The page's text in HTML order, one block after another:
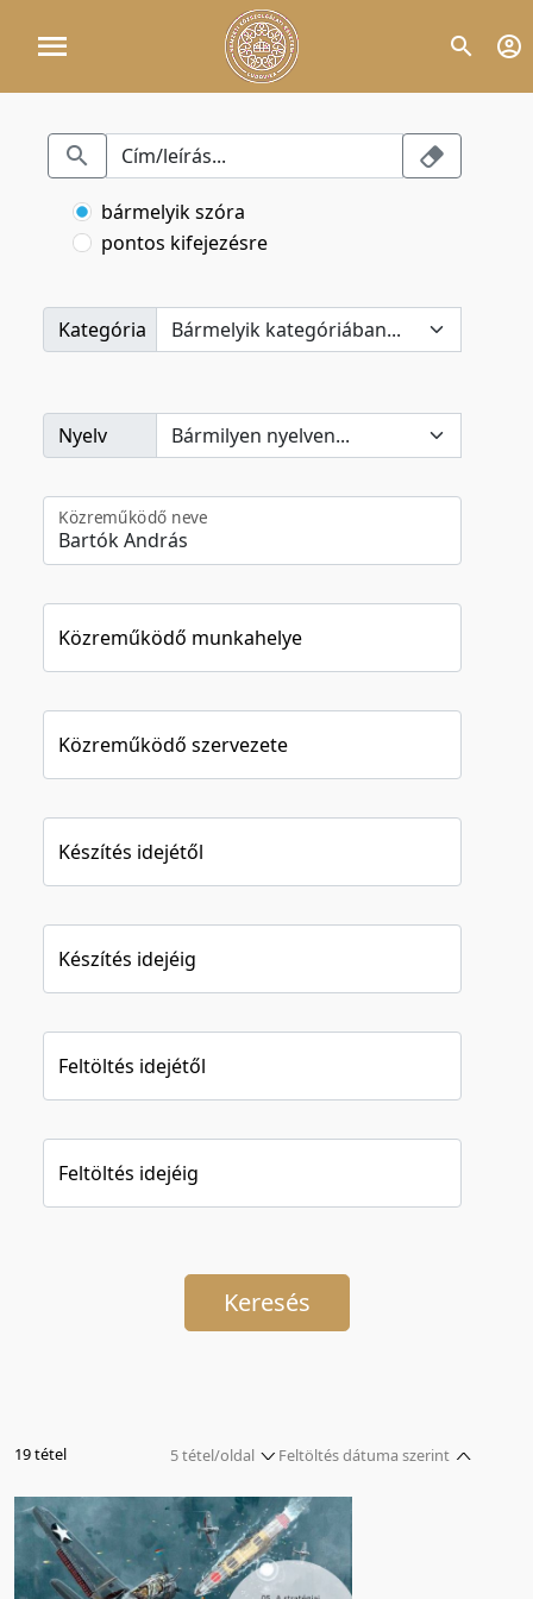
bármelyik szóra
pontos kifejezésre
Kategória
Nyelv
Közreműködő neve
Közreműködő munkahelye
Közreműködő szervezete
Készítés idejétől
Készítés idejéig
Feltöltés idejétől
Feltöltés idejéig
Keresés
Feltöltés dátuma szerint
Relevancia szerint
Kezdés/felvétel dátuma szerint
Kezdés/felvétel dátuma szerint
19 tétel
5 tétel/oldal
5 tétel/oldal
10 tétel/oldal
20 tétel/oldal